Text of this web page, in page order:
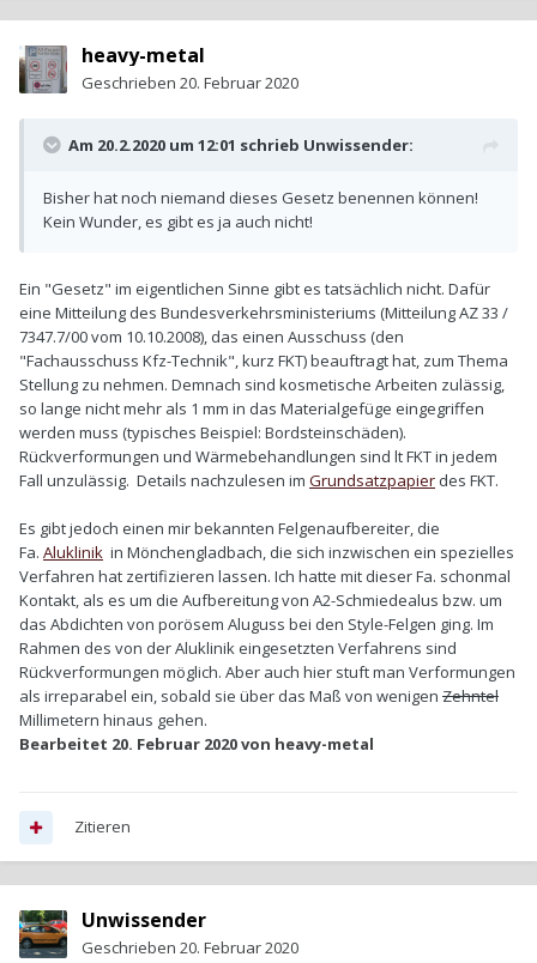
heavy-metal
Geschrieben 20. Februar 2020
Am 20.2.2020 um 12:01 schrieb Unwissender:
Bisher hat noch niemand dieses Gesetz benennen können!
Kein Wunder, es gibt es ja auch nicht!
Ein "Gesetz" im eigentlichen Sinne gibt es tatsächlich nicht. Dafür
eine Mitteilung des Bundesverkehrsministeriums (Mitteilung AZ 33 /
7347.7/00 vom 10.10.2008), das einen Ausschuss (den
"Fachausschuss Kfz-Technik", kurz FKT) beauftragt hat, zum Thema
Stellung zu nehmen. Demnach sind kosmetische Arbeiten zulässig,
so lange nicht mehr als 1 mm in das Materialgefüge eingegriffen
werden muss (typisches Beispiel: Bordsteinschäden).
Rückverformungen und Wärmebehandlungen sind lt FKT in jedem
Fall unzulässig. Details nachzulesen im Grundsatzpapier des FKT.
Es gibt jedoch einen mir bekannten Felgenaufbereiter, die
Fa. Aluklinik in Mönchengladbach, die sich inzwischen ein spezielles
Verfahren hat zertifizieren lassen. Ich hatte mit dieser Fa. schonmal
Kontakt, als es um die Aufbereitung von A2-Schmiedealus bzw. um
das Abdichten von porösem Aluguss bei den Style-Felgen ging. Im
Rahmen des von der Aluklinik eingesetzten Verfahrens sind
Rückverformungen möglich. Aber auch hier stuft man Verformungen
als irreparabel ein, sobald sie über das Maß von wenigen Zehntel
Millimetern hinaus gehen.
Bearbeitet 20. Februar 2020von heavy-metal
Zitieren
Unwissender
Geschrieben 20. Februar 2020